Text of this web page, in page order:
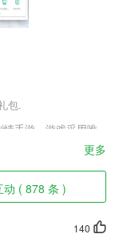
包.
手游。游戏采用唯
换的真实宫廷生活。
三步，在步步惊心的
满意很舒服的
更多
动 ( 878 条 )
140